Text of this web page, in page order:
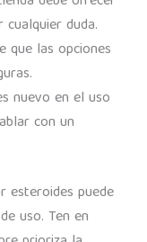
duda.
que las opciones
nuevo en el uso
con un
esteroides puede
uso. Ten en